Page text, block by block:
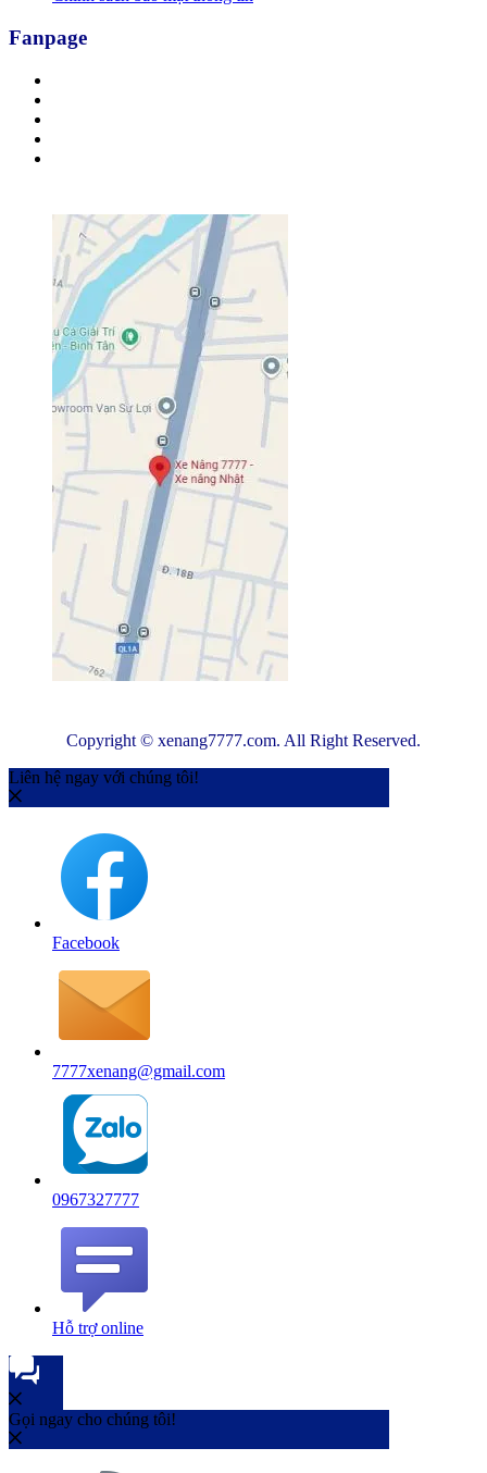
Fanpage
Copyright © xenang7777.com. All Right Reserved.
Liên hệ ngay với chúng tôi!
Facebook
7777xenang@gmail.com
0967327777
Hỗ trợ online
Gọi ngay cho chúng tôi!